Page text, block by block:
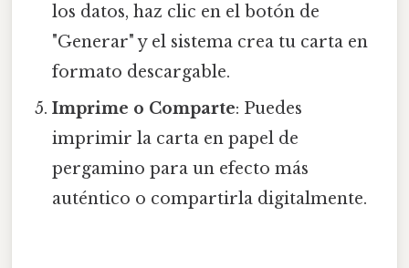
los datos, haz clic en el botón de
"Generar" y el sistema crea tu carta en
formato descargable.
Imprime o Comparte: Puedes
imprimir la carta en papel de
pergamino para un efecto más
auténtico o compartirla digitalmente.